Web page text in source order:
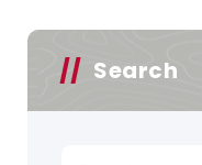
Search